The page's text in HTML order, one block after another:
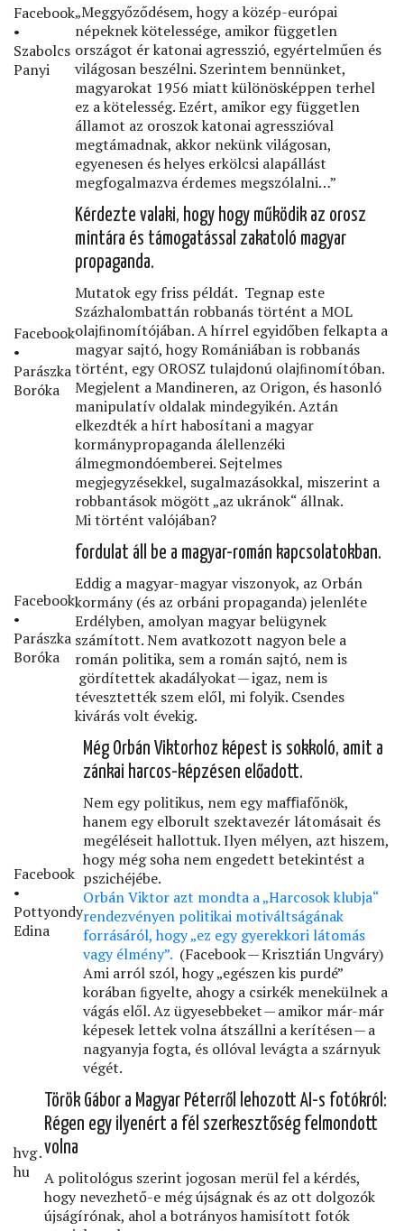
Facebook
•
Szabolcs
Panyi
„Meggyőződésem, hogy a közép-európai
népeknek kötelessége, amikor független
országot ér katonai agresszió, egyértelműen és
világosan beszélni. Szerintem bennünket,
magyarokat 1956 miatt különösképpen terhel
ez a kötelesség. Ezért, amikor egy független
államot az oroszok katonai agresszióval
megtámadnak, akkor nekünk világosan,
egyenesen és helyes erkölcsi alapállást
megfogalmazva érdemes megszólalni…”
Facebook
•
Parászka
Boróka
Kérdezte valaki, hogy hogy működik az orosz
mintára és támogatással zakatoló magyar
propaganda.
Mutatok egy friss példát. Tegnap este
Százhalombattán robbanás történt a MOL
olajﬁnomítójában. A hírrel egyidőben felkapta a
magyar sajtó, hogy Romániában is robbanás
történt, egy OROSZ tulajdonú olajﬁnomítóban.
Megjelent a Mandineren, az Origon, és hasonló
manipulatív oldalak mindegyikén. Aztán
elkezdték a hírt habosítani a magyar
kormánypropaganda álellenzéki
álmegmondóemberei. Sejtelmes
megjegyzésekkel, sugalmazásokkal, miszerint a
robbantások mögött „az ukránok“ állnak.
Mi történt valójában?
Facebook
•
Parászka
Boróka
fordulat áll be a magyar-román kapcsolatokban.
Eddig a magyar-magyar viszonyok, az Orbán
kormány (és az orbáni propaganda) jelenléte
Erdélyben, amolyan magyar belügynek
számított. Nem avatkozott nagyon bele a
román politika, sem a román sajtó, nem is
gördítettek akadályokat — igaz, nem is
tévesztették szem elől, mi folyik. Csendes
kivárás volt évekig.
Facebook
•
Pottyondy
Edina
Még Orbán Viktorhoz képest is sokkoló, amit a
zánkai harcos-képzésen előadott.
Nem egy politikus, nem egy maﬃafőnök,
hanem egy elborult szektavezér látomásait és
megéléseit hallottuk. Ilyen mélyen, azt hiszem,
hogy még soha nem engedett betekintést a
pszichéjébe.
Orbán Viktor azt mondta a „Harcosok klubja“
rendezvényen politikai motiváltságának
forrásáról, hogy „ez egy gyerekkori látomás
vagy élmény”. (Facebook — Krisztián Ungváry)
Ami arról szól, hogy „egészen kis purdé”
korában ﬁgyelte, ahogy a csirkék menekülnek a
vágás elől. Az ügyesebbeket — amikor már-már
képesek lettek volna átszállni a kerítésen — a
nagyanyja fogta, és ollóval levágta a szárnyuk
végét.
hvg․
hu
Török Gábor a Magyar Péterről lehozott AI-s fotókról:
Régen egy ilyenért a fél szerkesztőség felmondott
volna
A politológus szerint jogosan merül fel a kérdés,
hogy nevezhető-e még újságnak és az ott dolgozók
újságírónak, ahol a botrányos hamisított fotók